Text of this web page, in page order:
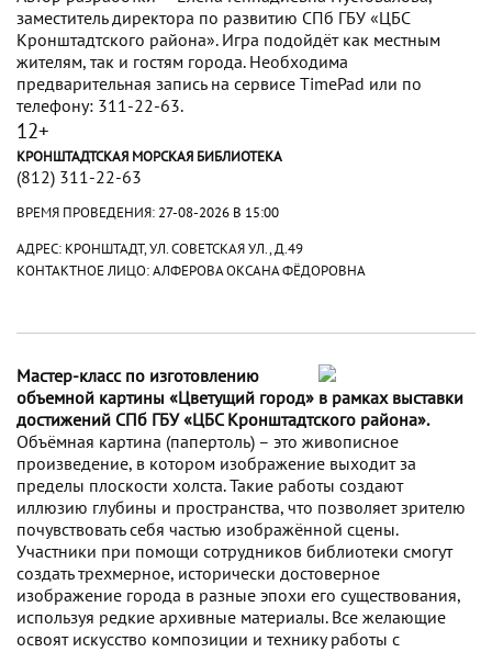
заместитель директора по развитию СПб ГБУ «ЦБС
Кронштадтского района». Игра подойдёт как местным
жителям, так и гостям города. Необходима
предварительная запись на сервисе TimePad или по
телефону: 311-22-63.
12+
КРОНШТАДТСКАЯ МОРСКАЯ БИБЛИОТЕКА
(812) 311-22-63
ВРЕМЯ ПРОВЕДЕНИЯ:27-08-2026 В 15:00
АДРЕС: КРОНШТАДТ, УЛ. СОВЕТСКАЯ УЛ., Д.49
КОНТАКТНОЕ ЛИЦО: АЛФЕРОВА ОКСАНА ФЁДОРОВНА
Мастер-класс по изготовлению
объемной картины «Цветущий город» в рамках выставки
достижений СПб ГБУ «ЦБС Кронштадтского района».
Объёмная картина (папертоль) – это живописное
произведение, в котором изображение выходит за
пределы плоскости холста. Такие работы создают
иллюзию глубины и пространства, что позволяет зрителю
почувствовать себя частью изображённой сцены.
Участники при помощи сотрудников библиотеки смогут
создать трехмерное, исторически достоверное
изображение города в разные эпохи его существования,
используя редкие архивные материалы. Все желающие
освоят искусство композиции и технику работы с